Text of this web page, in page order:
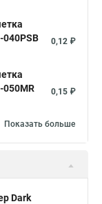
040PSB
0,12 ₽
050MR
0,15 ₽
Показать больше
Dark